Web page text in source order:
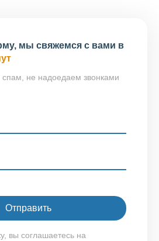
мы свяжемся с вами в
не надоедаем звонками
вы соглашаетесь на